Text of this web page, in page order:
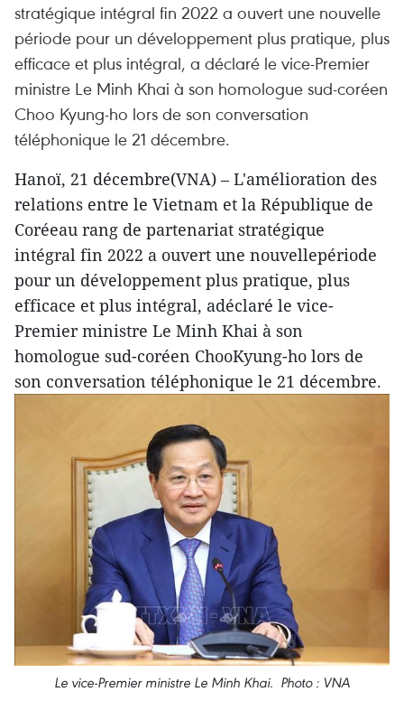
stratégique intégral fin 2022 a ouvert une nouvelle
période pour un développement plus pratique, plus
efficace et plus intégral, a déclaré le vice-Premier
ministre Le Minh Khai à son homologue sud-coréen
Choo Kyung-ho lors de son conversation
téléphonique le 21 décembre.
Hanoï, 21 décembre(VNA) – L'amélioration des
relations entre le Vietnam et la République de
Coréeau rang de partenariat stratégique
intégral fin 2022 a ouvert une nouvellepériode
pour un développement plus pratique, plus
efficace et plus intégral, adéclaré le vice-
Premier ministre Le Minh Khai à son
homologue sud-coréen ChooKyung-ho lors de
son conversation téléphonique le 21 décembre.
Le vice-Premier ministre Le Minh Khai. Photo : VNA